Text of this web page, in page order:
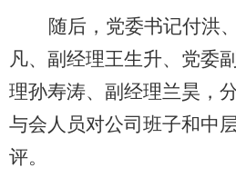
随后，党委书记付洪
凡、副经理王生升、党委
理孙寿涛、副经理兰昊，
与会人员对公司班子和中
评。